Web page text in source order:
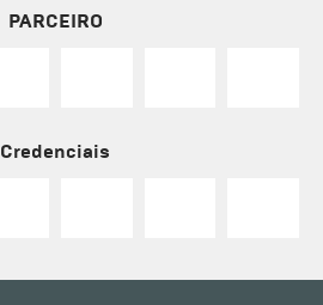
PARCEIRO
Credenciais